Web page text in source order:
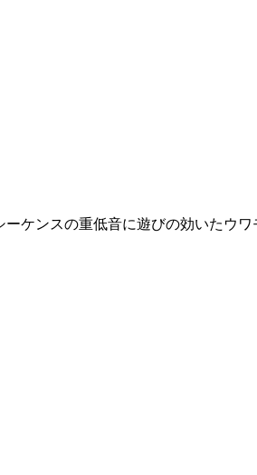
ーケンスの重低音に遊びの効いたウ